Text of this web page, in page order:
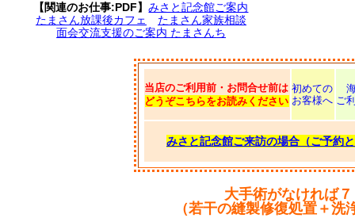
【関連のお仕事:PDF】みさと記念館ご案内
たまさん放課後カフェ
たまさん家族相談
面会交流支援のご案内 たまさんち
当店のご利用前・お問合せ前は
どうぞこちらをお読みください
初めての
お客様へ ご
みさと記念館ご来訪の場合（ご予約
大手術がなければ
（若干の縫製修復処置＋